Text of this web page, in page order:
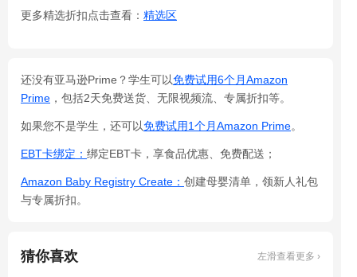
更多精选折扣点击查看： 精选区
还没有亚马逊Prime？学生可以免费试用6个月Amazon
Prime ，包括2天免费送货、无限视频流、专属折扣等。
如果您不是学生，还可以免费试用1个月Amazon Prime。
EBT卡绑定： 绑定EBT卡，享食品优惠、免费配送；
Amazon Baby Registry Create： 创建母婴清单，领新人礼包
与专属折扣。
猜你喜欢 左滑查看更多 ›